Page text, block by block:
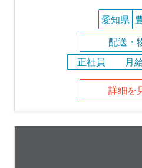
愛知県
配送・
正社員
月
詳細を